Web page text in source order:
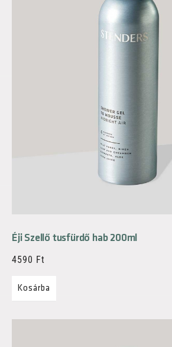
Éji Szellő tusfürdő hab 200ml
4590 Ft
Kosárba